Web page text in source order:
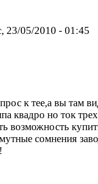
23/05/2010 - 01:45
к тее,а вы там
квадро но ток
возможность
сомнения